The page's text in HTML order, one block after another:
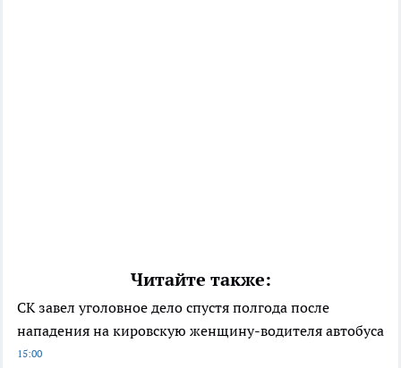
Читайте также:
СК завел уголовное дело спустя полгода после
нападения на кировскую женщину-водителя автобуса
15:00